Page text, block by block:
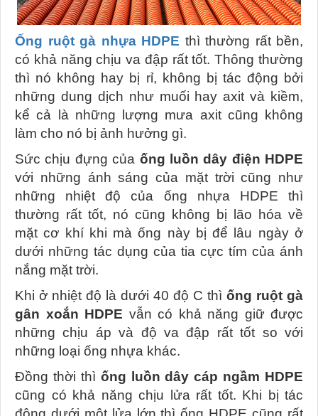
Ống ruột gà nhựa HDPE thì thường rất bền,
có khả năng chịu va đập rất tốt. Thông thường
thì nó không hay bị rỉ, không bị tác động bởi
những dung dịch như muối hay axit và kiềm,
kể cả là những lượng mưa axit cũng không
làm cho nó bị ảnh hưởng gì.
Sức chịu đựng của ống luồn dây điện HDPE
với những ánh sáng của mặt trời cũng như
những nhiệt độ của ống nhựa HDPE thì
thường rất tốt, nó cũng không bị lão hóa về
mặt cơ khí khi mà ống này bị để lâu ngày ở
dưới những tác dụng của tia cực tím của ánh
nắng mặt trời.
Khi ở nhiệt độ là dưới 40 độ C thì ống ruột gà
gân xoắn HDPE vẫn có khả năng giữ được
những chịu áp và độ va đập rất tốt so với
những loại ống nhựa khác.
Đồng thời thì ống luồn dây cáp ngầm HDPE
cũng có khả năng chịu lửa rất tốt. Khi bị tác